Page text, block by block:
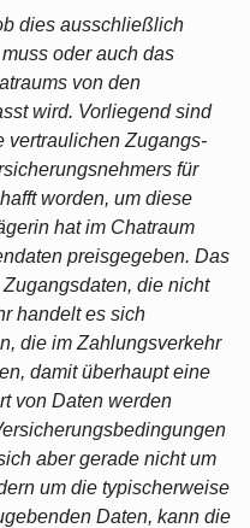
dies ausschließlich
oder auch das
von den
wird. Vorliegend sind
vertraulichen Zugangs-
für
worden, um diese
hat im Chatraum
preisgegeben. Das
die nicht
handelt es sich
die im Zahlungsverkehr
damit überhaupt eine
von Daten werden
aber gerade nicht um
um die typischerweise
Daten, kann die